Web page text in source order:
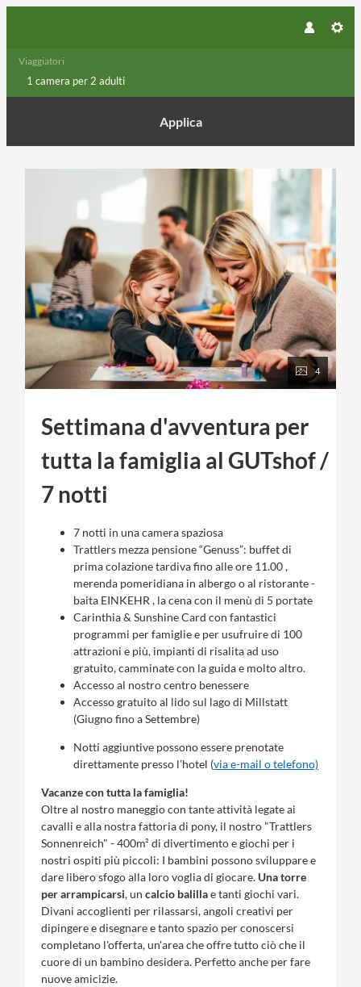
Viaggiatori
1 camera per 2 adulti
Applica
Dettagli dell'offerta di
4
Settimana d'avventura per
tutta la famiglia al GUTshof /
7 notti
7 notti in una camera spaziosa
Trattlers mezza pensione “Genuss”: buffet di
prima colazione tardiva fino alle ore 11.00 ,
merenda pomeridiana in albergo o al ristorante -
baita EINKEHR , la cena con il menù di 5 portate
Carinthia & Sunshine Card con fantastici
programmi per famiglie e per usufruire di 100
attrazioni e più, impianti di risalita ad uso
gratuito, camminate con la guida e molto altro.
Accesso al nostro centro benessere
Accesso gratuito al lido sul lago di Millstatt
(Giugno fino a Settembre)
Notti aggiuntive possono essere prenotate
direttamente presso l’hotel (via e-mail o telefono)
Vacanze con tutta la famiglia!
Oltre al nostro maneggio con tante attività legate ai
cavalli e alla nostra fattoria di pony, il nostro "Trattlers
Sonnenreich" - 400m² di divertimento e giochi per i
nostri ospiti più piccoli: I bambini possono sviluppare e
dare libero sfogo alla loro voglia di giocare. Una torre
per arrampicarsi, un calcio balillae tanti giochi vari.
Divani accoglienti per rilassarsi, angoli creativi per
dipingere e disegnare e tanto spazio per conoscersi
completano l'offerta, un'area che offre tutto ciò che il
cuore di un bambino desidera. Perfetto anche per fare
nuove amicizie.